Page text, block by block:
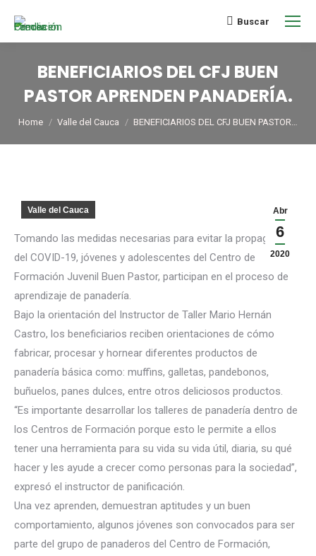
Buscar
BENEFICIARIOS DEL CFJ BUEN
PASTOR APRENDEN PANADERÍA.
You are here:
Home Valle del Cauca BENEFICIARIOS DEL CFJ BUEN PASTOR…
Abr
6
2020
Valle del Cauca
Tomando las medidas necesarias para evitar la propagación
del COVID-19, jóvenes y adolescentes del Centro de
Formación Juvenil Buen Pastor, participan en el proceso de
aprendizaje de panadería.
Bajo la orientación del Instructor de Taller Mario Hernán
Castro, los beneficiarios reciben orientaciones de cómo
fabricar, procesar y hornear diferentes productos de
panadería básica como: muffins, galletas, pandebonos,
buñuelos, panes dulces, entre otros deliciosos productos.
“Es importante desarrollar los talleres de panadería dentro de
los Centros de Formación porque esto le permite a ellos
tener una herramienta para su vida su vida útil, diaria, su qué
hacer y les ayude a crecer como personas para la sociedad”,
expresó el instructor de panificación.
Una vez aprenden, demuestran aptitudes y un buen
comportamiento, algunos jóvenes son convocados para ser
parte del grupo de panaderos del Centro de Formación,